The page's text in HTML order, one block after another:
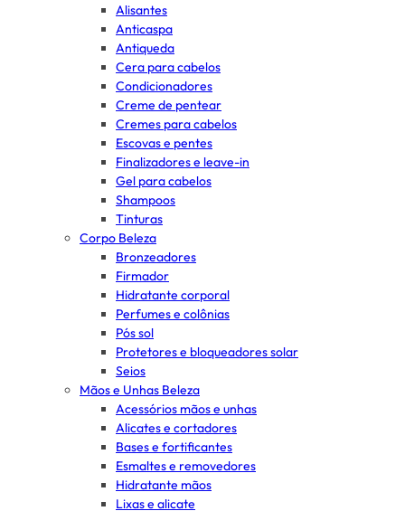
Alisantes
Anticaspa
Antiqueda
Cera para cabelos
Condicionadores
Creme de pentear
Cremes para cabelos
Escovas e pentes
Finalizadores e leave-in
Gel para cabelos
Shampoos
Tinturas
Corpo Beleza
Bronzeadores
Firmador
Hidratante corporal
Perfumes e colônias
Pós sol
Protetores e bloqueadores solar
Seios
Mãos e Unhas Beleza
Acessórios mãos e unhas
Alicates e cortadores
Bases e fortificantes
Esmaltes e removedores
Hidratante mãos
Lixas e alicate